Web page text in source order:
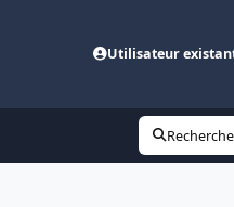
Utilisateur